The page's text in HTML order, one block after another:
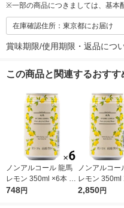
※一部の商品につきましては、基本
在庫確認住所：東京都にお届け
賞味期限/使用期限・返品につ
この商品と関連するおす
ノンアルコール 龍馬
レモン 350ml ×6本 日
本ビール
748円
ノンアルコー
レモン 350ml
（24本） 日本
2,850円